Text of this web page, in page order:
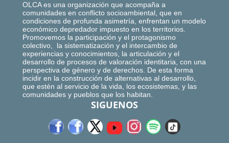
OLCA es una organización que acompaña a
comunidades en conflicto socioambiental, que en
condiciones de profunda asimetría, enfrentan un modelo
económico depredador impuesto en los territorios.
Promovemos la participación y el protagonismo
colectivo, la sistematización y el intercambio de
experiencias y conocimientos, la articulación y el
desarrollo de procesos de valoración identitaria, con una
perspectiva de género y de derechos. De esta forma
incidir en la construcción de alternativas al desarrollo,
que estén al servicio de la vida, los ecosistemas, y las
comunidades y pueblos que los habitan.
SIGUENOS